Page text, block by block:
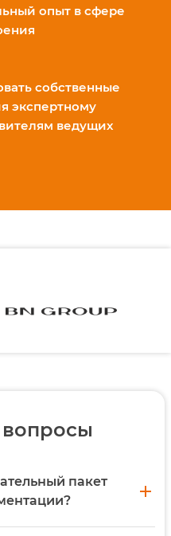
опыт в сфере
собственные
экспертному
ведущих
пакет
add